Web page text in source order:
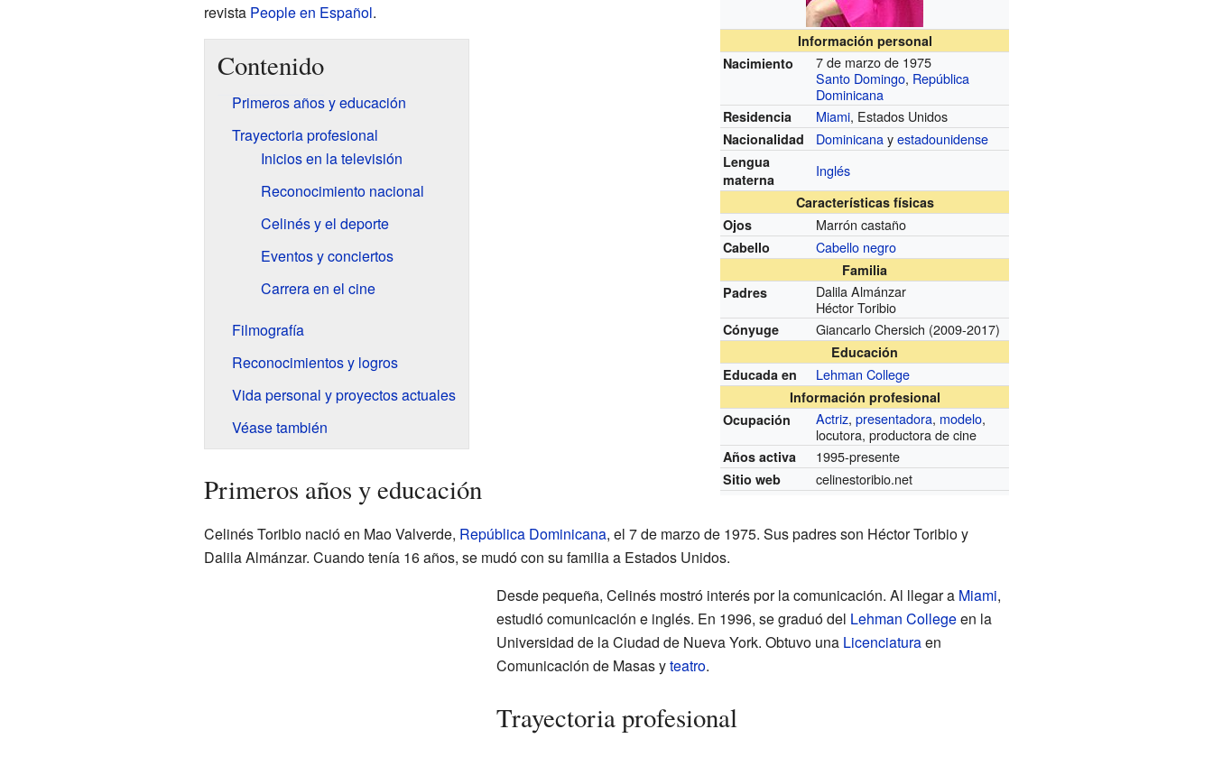
Información personal
Nacimiento
7 de marzo de 1975
Santo Domingo, República
Dominicana
Residencia Miami, Estados Unidos
Nacionalidad Dominicanayestadounidense
Lengua
materna
Inglés
Características físicas
Ojos
Marrón castaño
Cabello Cabello negro
Familia
Padres
Dalila Almánzar
Héctor Toribio
Cónyuge Giancarlo Chersich (2009-2017)
Educación
Educada en
Lehman College
Información profesional
Ocupación
Actriz,presentadora, modelo,
locutora, productora de cine
Años activa 1995-presente
Sitio web celinestoribio.net
revista People en Español.
Contenido
Primeros años y educación
Trayectoria profesional
Inicios en la televisión
Reconocimiento nacional
Celinés y el deporte
Eventos y conciertos
Carrera en el cine
Filmografía
Reconocimientos y logros
Vida personal y proyectos actuales
Véase también
Primeros años y educación
Celinés Toribio nació en Mao Valverde, República Dominicana, el 7 de marzo de 1975. Sus padres son Héctor Toribio y
Dalila Almánzar. Cuando tenía 16 años, se mudó con su familia a Estados Unidos.
Desde pequeña, Celinés mostró interés por la comunicación. Al llegar a Miami,
estudió comunicación e inglés. En 1996, se graduó del Lehman Collegeen la
Universidad de la Ciudad de Nueva York. Obtuvo una Licenciaturaen
Comunicación de Masas yteatro.
Trayectoria profesional